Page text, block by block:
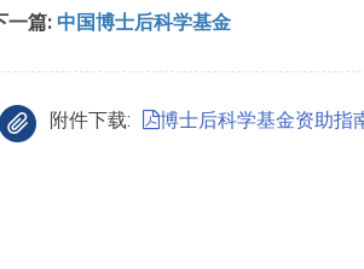
一篇: 中国博士后科学基金
附件下载: 博士后科学基金资助指